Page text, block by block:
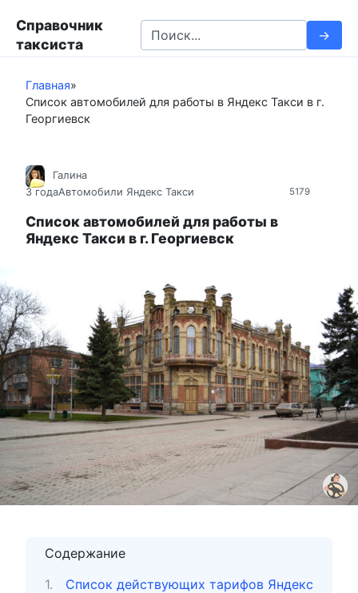
у
Справочник
таксиста
e
c
:
Главная»
Список автомобилей для работы в Яндекс Такси в г.
Георгиевск
5179
Галина
3 годаАвтомобили Яндекс Такси
Список автомобилей для работы в
Яндекс Такси в г. Георгиевск
Содержание
Список действующих тарифов Яндекс